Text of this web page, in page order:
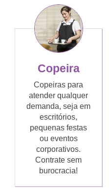
Copeira
Copeiras para
atender qualquer
demanda, seja em
escritórios,
pequenas festas
ou eventos
corporativos.
Contrate sem
burocracia!